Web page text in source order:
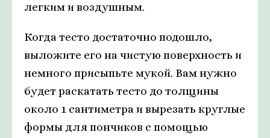
легким и воздушным.
Когда тесто достаточно подошло,
выложите его на чистую поверхность и
немного присыпьте мукой. Вам нужно
будет раскатать тесто до толщины
около 1 сантиметра и вырезать круглые
формы для пончиков с помощью